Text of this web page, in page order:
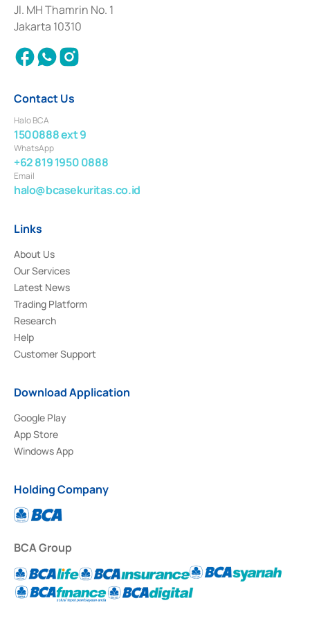
Institution for the Issuance, Transaction, and Administration and
Settlement of Commercial Paper Transactions whose license was issued in
2018.
Jl. MH Thamrin No. 1
Jakarta 10310
Contact Us
Halo BCA
1500888 ext 9
WhatsApp
+62 819 1950 0888
Email
halo@bcasekuritas.co.id
Links
About Us
Our Services
Latest News
Trading Platform
Research
Help
Customer Support
Download Application
Google Play
App Store
Windows App
Holding Company
BCA Group